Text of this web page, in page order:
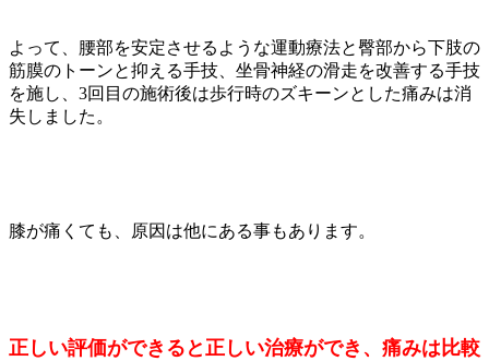
よって、腰部を安定させるような運動療法と臀部から下肢の
筋膜のトーンと抑える手技、坐骨神経の滑走を改善する手技
を施し、3回目の施術後は歩行時のズキーンとした痛みは消
失しました。
膝が痛くても、原因は他にある事もあります。
正しい評価ができると正しい治療ができ、痛みは比較